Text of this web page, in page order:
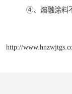
④、熔融涂料
http://